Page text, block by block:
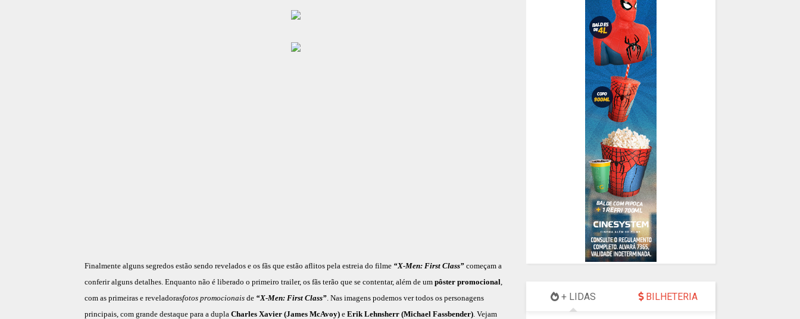
Finalmente alguns segredos estão sendo revelados e os fãs que estão aflitos pela estreia do filme “X-Men: First Class” começam a
conferir alguns detalhes. Enquanto não é liberado o primeiro trailer, os fãs terão que se contentar, além de um pôster promocional,
com as primeiras e reveladorasfotos promocionais de “X-Men: First Class”. Nas imagens podemos ver todos os personagens
principais, com grande destaque para a dupla Charles Xavier (James McAvoy) e Erik Lehnsherr (Michael Fassbender). Vejam
+ LIDAS BILHETERIA